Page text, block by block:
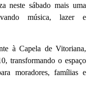
neste sábado mais uma
música, lazer e
à Capela de Vitoriana,
transformando o espaço
moradores, famílias e